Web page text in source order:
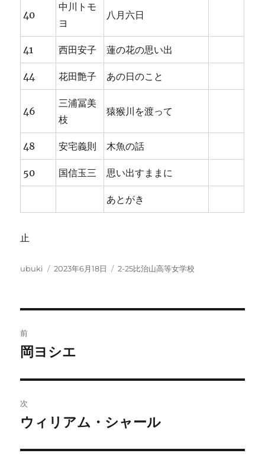
40
中川トモ
ヨ
八月六日
41 西田安子 蓮の花の思い出
44 花田艶子 あの日のこと
46
三浦冨美
枝
猿猴川を渡って
48 安宅義則 木魚の話
50 国信玉三 思い出すままに
あとがき
止
投
ubuki
投
2023年6月18日
カ
2-25比治山高等女学校
稿
ビ
ゲ
ー
前
前
投
稿:
岡ヨシエ
次
次
投
ウィリアム・シャール